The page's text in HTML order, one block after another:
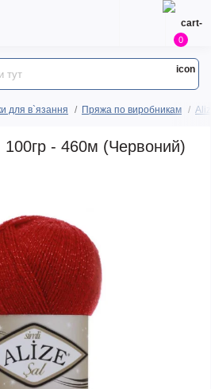
0
для в`язання Пряжа по виробникам
- 460м (Червоний)